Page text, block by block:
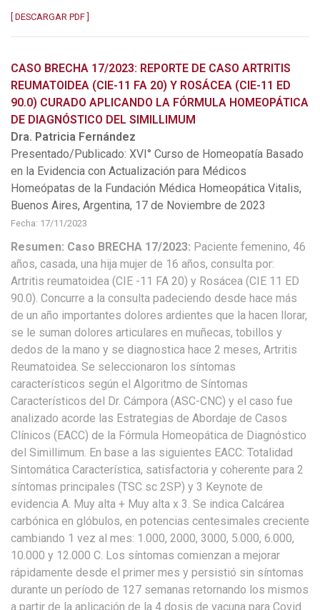
[ DESCARGAR PDF ]
CASO BRECHA 17/2023: REPORTE DE CASO ARTRITIS
REUMATOIDEA (CIE-11 FA 20) Y ROSÁCEA (CIE-11 ED
90.0) CURADO APLICANDO LA FÓRMULA HOMEOPÁTICA
DE DIAGNÓSTICO DEL SIMILLIMUM
Dra. Patricia Fernández
Presentado/Publicado: XVI° Curso de Homeopatía Basado
en la Evidencia con Actualización para Médicos
Homeópatas de la Fundación Médica Homeopática Vitalis,
Buenos Aires, Argentina, 17 de Noviembre de 2023
Fecha: 17/11/2023
Resumen: Caso BRECHA 17/2023: Paciente femenino, 46
años, casada, una hija mujer de 16 años, consulta por:
Artritis reumatoidea (CIE -11 FA 20) y Rosácea (CIE 11 ED
90.0). Concurre a la consulta padeciendo desde hace más
de un año importantes dolores ardientes que la hacen llorar,
se le suman dolores articulares en muñecas, tobillos y
dedos de la mano y se diagnostica hace 2 meses, Artritis
Reumatoidea. Se seleccionaron los síntomas
característicos según el Algoritmo de Síntomas
Característicos del Dr. Cámpora (ASC-CNC) y el caso fue
analizado acorde las Estrategias de Abordaje de Casos
Clínicos (EACC) de la Fórmula Homeopática de Diagnóstico
del Simillimum. En base a las siguientes EACC: Totalidad
Sintomática Característica, satisfactoria y coherente para 2
síntomas principales (TSC sc 2SP) y 3 Keynote de
evidencia A. Muy alta + Muy alta x 3. Se indica Calcárea
carbónica en glóbulos, en potencias centesimales creciente
cambiando 1 vez al mes: 1.000, 2000, 3000, 5.000, 6.000,
10.000 y 12.000 C. Los síntomas comienzan a mejorar
rápidamente desde el primer mes y persistió sin síntomas
durante un período de 127 semanas retornando los mismos
a partir de la aplicación de la 4 dosis de vacuna para Covid